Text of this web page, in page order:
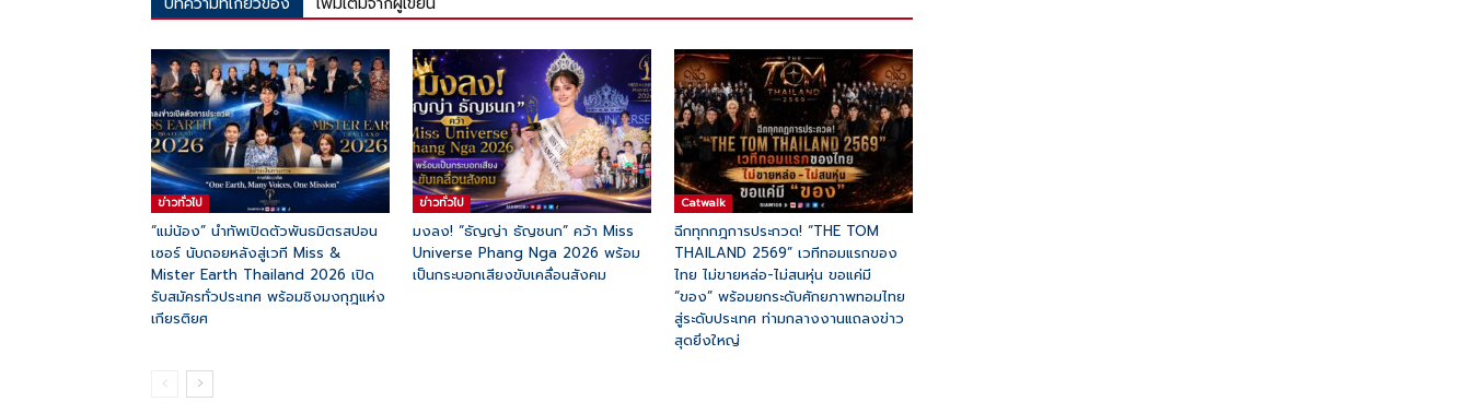
ข่าวทั่วไป
“แม่น้อง” นำทัพเปิดตัวพันธมิตรสปอน
เซอร์ นับถอยหลังสู่เวที Miss &
Mister Earth Thailand 2026 เปิด
รับสมัครทั่วประเทศ พร้อมชิงมงกุฎแห่ง
เกียรติยศ
ข่าวทั่วไป
มงลง! “ธัญญ่า ธัญชนก” คว้า Miss
Universe Phang Nga 2026 พร้อม
เป็นกระบอกเสียงขับเคลื่อนสังคม
Catwalk
ฉีกทุกกฎการประกวด! “THE TOM
THAILAND 2569” เวทีทอมแรกของ
ไทย ไม่ขายหล่อ-ไม่สนหุ่น ขอแค่มี
“ของ” พร้อมยกระดับศักยภาพทอมไทย
สู่ระดับประเทศ ท่ามกลางงานแถลงข่าว
สุดยิ่งใหญ่